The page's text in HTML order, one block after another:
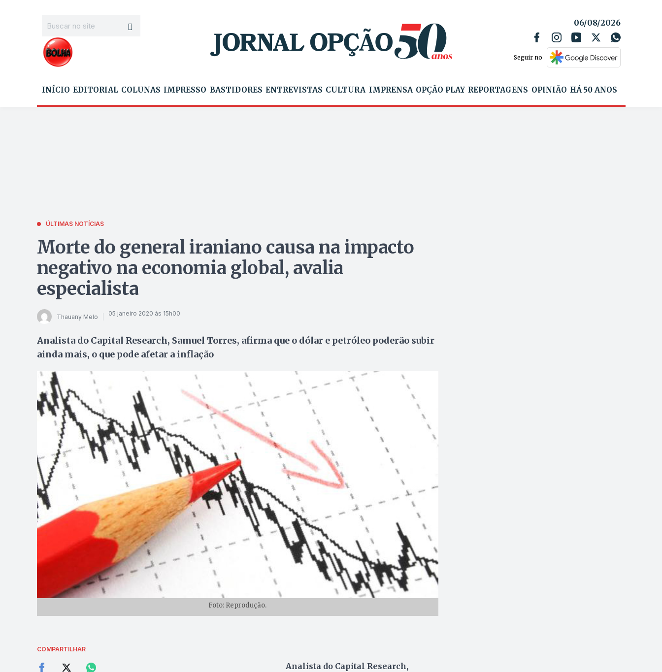
06/08/2026
Seguir no
INÍCIO EDITORIAL COLUNAS IMPRESSO BASTIDORES ENTREVISTAS CULTURA IMPRENSA OPÇÃO PLAY REPORTAGENS OPINIÃO HÁ 50 ANOS
ÚLTIMAS NOTÍCIAS
Morte do general iraniano causa na impacto
negativo na economia global, avalia
especialista
Thauany Melo 05 janeiro 2020 às 15h00
Analista do Capital Research, Samuel Torres, afirma que o dólar e petróleo poderão subir
ainda mais, o que pode afetar a inflação
Foto: Reprodução.
COMPARTILHAR
Analista do Capital Research,